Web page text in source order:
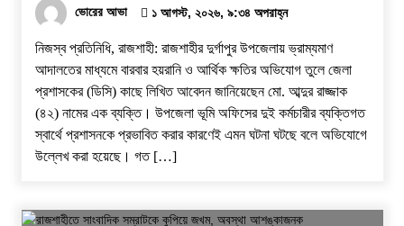
ভোরের আভা ১ আগস্ট, ২০২৬, ৯:৩৪ অপরাহ্ন
নিজস্ব প্রতিনিধি, রাজশাহী: রাজশাহীর দুর্গাপুর উপজেলায় ভ্রাম্যমাণ
আদালতের মাধ্যমে বারবার হয়রানি ও আর্থিক ক্ষতির অভিযোগ তুলে জেলা
প্রশাসকের (ডিসি) কাছে লিখিত আবেদন জানিয়েছেন মো. আব্দুর রাজ্জাক
(৪২) নামের এক ব্যক্তি। উপজেলা ভূমি অফিসের দুই কর্মচারীর ব্যক্তিগত
স্বার্থে প্রশাসনকে প্রভাবিত করার কারণেই এমন ঘটনা ঘটছে বলে অভিযোগে
উল্লেখ করা হয়েছে। ​গত […]